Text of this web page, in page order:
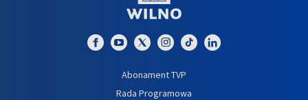
Abonament TVP
Rada Programowa